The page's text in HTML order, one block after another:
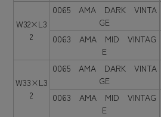
W32×L3
2
0065 AMA DARK VINTA
GE
0063 AMA MID VINTAG
E
W33×L3
2
0065 AMA DARK VINTA
GE
0063 AMA MID VINTAG
E